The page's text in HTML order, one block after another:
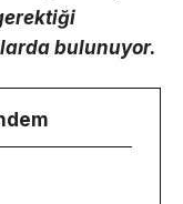
bulunuyor.